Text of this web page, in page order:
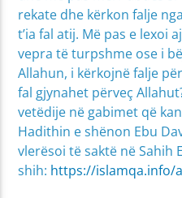
rekate dhe kërkon falje
t’ia fal atij. Më pas e lexoi
vepra të turpshme ose i
Allahun, i kërkojnë falje
fal gjynahet përveç
vetëdije në gabimet që
Hadithin e shënon Ebu
vlerësoi të saktë në Sahih
shih: https://islamqa.info/